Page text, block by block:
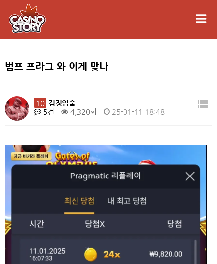
범프 프라그 와 이게 맞나
10 검정입술
5건
4,320회 25-01-11 18:48